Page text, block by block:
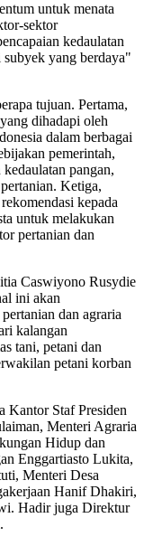
untuk menata
sektor
kedaulatan
subyek yang berdaya"
tujuan. Pertama,
dihadapi oleh
dalam berbagai
pemerintah,
pangan,
Ketiga,
kepada
untuk melakukan
pertanian dan
Caswiyono Rusydie
ini akan
dan agraria
kalangan
tani, petani dan
petani korban
Kantor Staf Presiden
Menteri Agraria
Hidup dan
Enggartiasto Lukita,
Menteri Desa
Hanif Dhakiri,
Hadir juga Direktur